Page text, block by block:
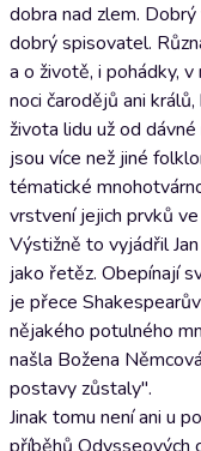
dobra nad zlem.
dobrý spisovatel.
a o životě, i pohádky,
noci čarodějů ani
života lidu už od
jsou více než jiné
tématické
vrstvení jejich prvků
Výstižně to vyjádřil
jako řetěz. Obepínají
je přece
nějakého potulného
našla Božena
postavy zůstaly".
Jinak tomu není ani u